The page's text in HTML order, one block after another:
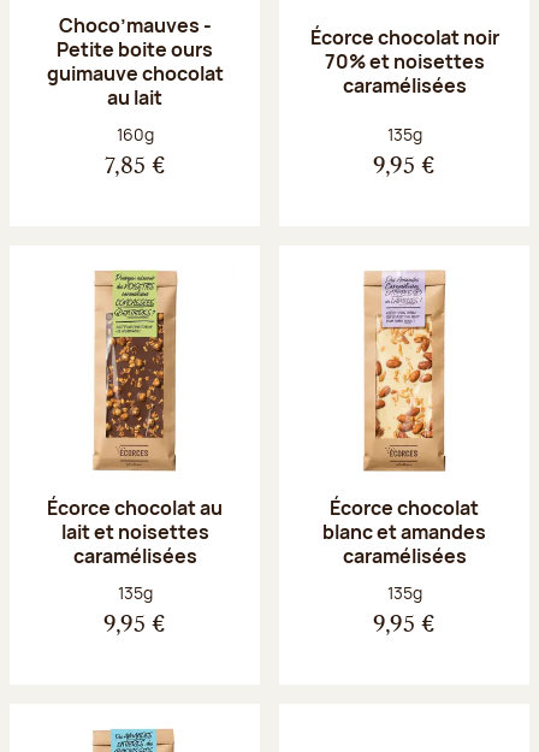
Choco’mauves -
Petite boite ours
guimauve chocolat
au lait
Poids net :
160g
7,85 €
Écorce chocolat noir
70% et noisettes
caramélisées
Poids net :
135g
9,95 €
Écorce chocolat au
lait et noisettes
caramélisées
Poids net :
135g
9,95 €
Écorce chocolat
blanc et amandes
caramélisées
Poids net :
135g
9,95 €